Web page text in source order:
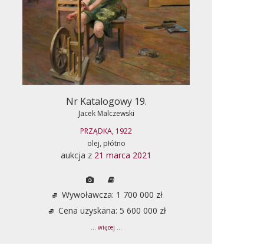
Nr Katalogowy 19.
Jacek Malczewski
PRZĄDKA, 1922
olej, płótno
aukcja z 21 marca 2021
Wywoławcza: 1 700 000 zł
Cena uzyskana: 5 600 000 zł
... więcej ...